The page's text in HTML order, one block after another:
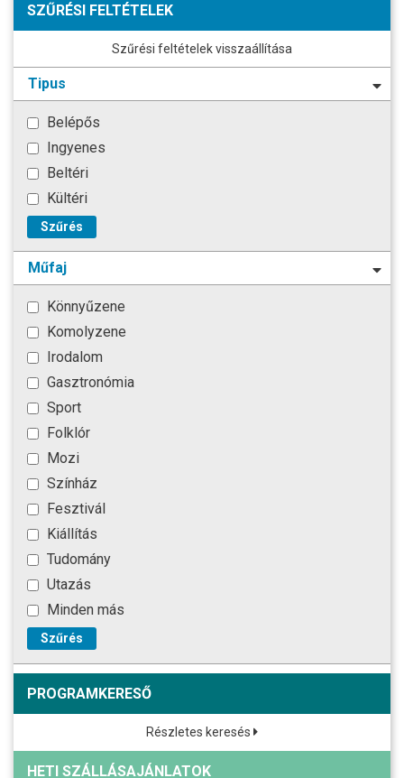
SZŰRÉSI FELTÉTELEK
Szűrési feltételek visszaállítása
Tipus
Belépős
Ingyenes
Beltéri
Kültéri
Szűrés
Műfaj
Könnyűzene
Komolyzene
Irodalom
Gasztronómia
Sport
Folklór
Mozi
Színház
Fesztivál
Kiállítás
Tudomány
Utazás
Minden más
Szűrés
PROGRAMKERESŐ
Részletes keresés
HETI SZÁLLÁSAJÁNLATOK